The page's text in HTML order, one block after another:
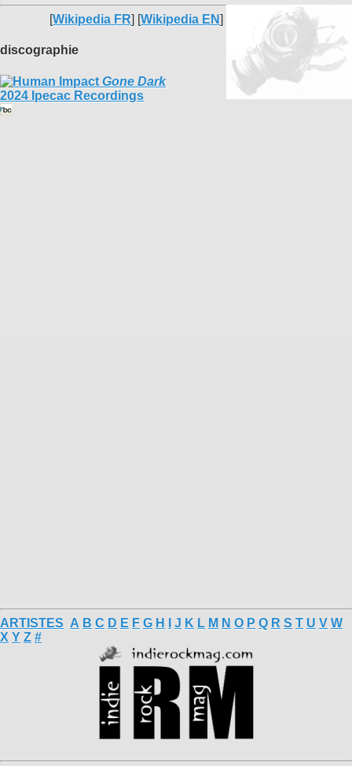
[Wikipedia FR] [Wikipedia EN]
discographie
Gone Dark
2024 Ipecac Recordings
ARTISTES A B C D E F G H J K L M N O P Q R S T U V W
X Y Z #